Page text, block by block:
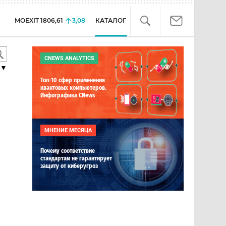
MOEXIT 1806,61 3,08 КАТАЛОГ
▼
CNEWS ANALYTICS
Топ-10 сфер применения
квантовых компьютеров.
Инфографика CNews
МНЕНИЕ МЕСЯЦА
Почему соответствие
стандартам не гарантирует
защиту от киберугроз